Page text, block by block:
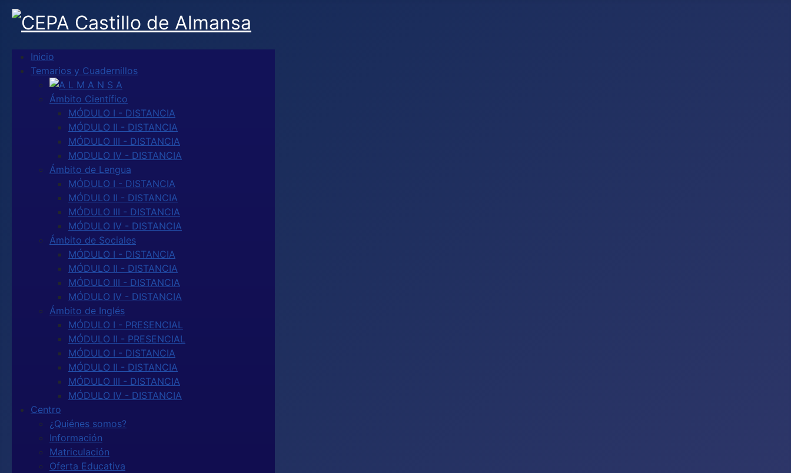
Inicio
Temarios y Cuadernillos
Ámbito Científico
MÓDULO I - DISTANCIA
MÓDULO II - DISTANCIA
MÓDULO III - DISTANCIA
MODULO IV - DISTANCIA
Ámbito de Lengua
MÓDULO I - DISTANCIA
MÓDULO II - DISTANCIA
MÓDULO III - DISTANCIA
MÓDULO IV - DISTANCIA
Ámbito de Sociales
MÓDULO I - DISTANCIA
MÓDULO II - DISTANCIA
MÓDULO III - DISTANCIA
MÓDULO IV - DISTANCIA
Ámbito de Inglés
MÓDULO I - PRESENCIAL
MÓDULO II - PRESENCIAL
MÓDULO I - DISTANCIA
MÓDULO II - DISTANCIA
MÓDULO III - DISTANCIA
MÓDULO IV - DISTANCIA
Centro
¿Quiénes somos?
Información
Matriculación
Oferta Educativa